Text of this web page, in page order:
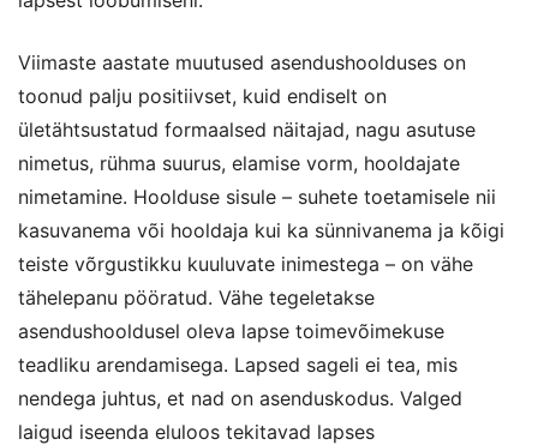
Viimaste aastate muutused asendushoolduses on
toonud palju positiivset, kuid endiselt on
ületähtsustatud formaalsed näitajad, nagu asutuse
nimetus, rühma suurus, elamise vorm, hooldajate
nimetamine. Hoolduse sisule – suhete toetamisele nii
kasuvanema või hooldaja kui ka sünnivanema ja kõigi
teiste võrgustikku kuuluvate inimestega – on vähe
tähelepanu pööratud. Vähe tegeletakse
asendushooldusel oleva lapse toimevõimekuse
teadliku arendamisega. Lapsed sageli ei tea, mis
nendega juhtus, et nad on asenduskodus. Valged
laigud iseenda eluloos tekitavad lapses